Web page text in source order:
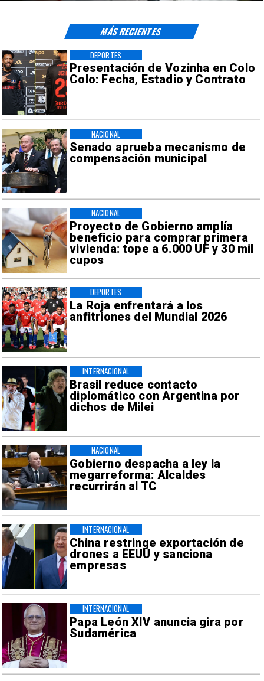
Presentación de Vozinha en Colo
Colo: Fecha, Estadio y Contrato
DEPORTES
Senado aprueba mecanismo de
compensación municipal
NACIONAL
Proyecto de Gobierno amplía
beneficio para comprar primera
vivienda: tope a 6.000 UF y 30 mil
cupos
NACIONAL
La Roja enfrentará a los
anfitriones del Mundial 2026
DEPORTES
Brasil reduce contacto
diplomático con Argentina por
dichos de Milei
INTERNACIONAL
Gobierno despacha a ley la
megarreforma: Alcaldes
recurrirán al TC
NACIONAL
China restringe exportación de
drones a EEUU y sanciona
empresas
INTERNACIONAL
Papa León XIV anuncia gira por
Sudamérica
INTERNACIONAL
MÁS RECIENTES